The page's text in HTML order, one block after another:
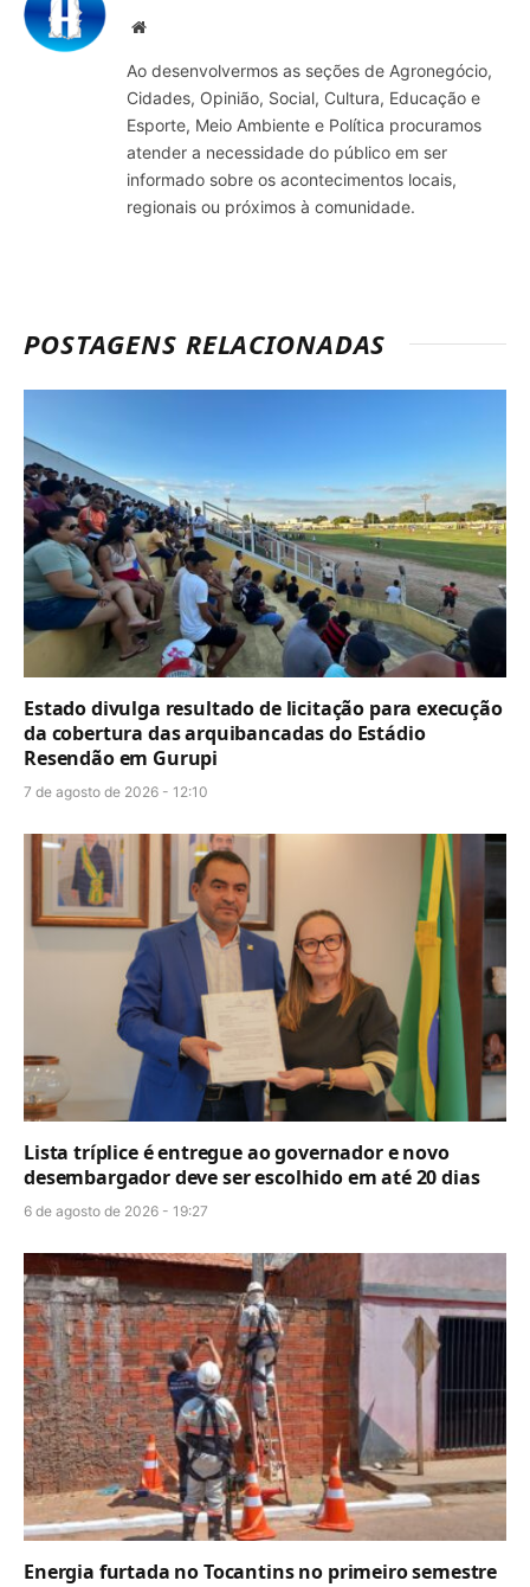
Site
Ao desenvolvermos as seções de Agronegócio,
Cidades, Opinião, Social, Cultura, Educação e
Esporte, Meio Ambiente e Política procuramos
atender a necessidade do público em ser
informado sobre os acontecimentos locais,
regionais ou próximos à comunidade.
POSTAGENS RELACIONADAS
Estado divulga resultado de licitação para execução
da cobertura das arquibancadas do Estádio
Resendão em Gurupi
7 de agosto de 2026 - 12:10
Lista tríplice é entregue ao governador e novo
desembargador deve ser escolhido em até 20 dias
6 de agosto de 2026 - 19:27
Energia furtada no Tocantins no primeiro semestre